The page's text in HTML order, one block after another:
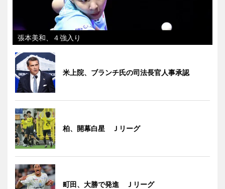
張本美和、４強入り
米上院、ブランチ氏の司法長官人事承認
柏、開幕白星 Ｊリーグ
町田、大勝で発進 Ｊリーグ